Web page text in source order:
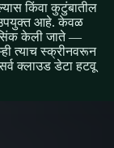
किंवा कुटुंबातील
उपयुक्त आहे. केवळ
सिंक केली जाते —
त्याच स्क्रीनवरून
क्लाउड डेटा हटवू